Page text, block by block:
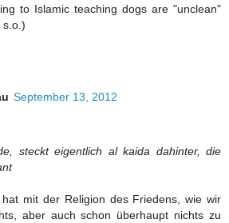
to Islamic teaching dogs are "unclean"
s.o.)
September 13, 2012
steckt eigentlich al kaida dahinter, die
hat mit der Religion des Friedens, wie wir
aber auch schon überhaupt nichts zu